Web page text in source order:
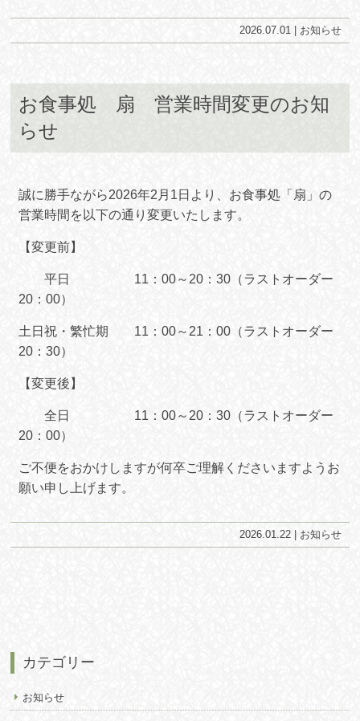
2026.07.01 | お知らせ
お食事処 扇 営業時間変更のお知
らせ
誠に勝手ながら2026年2月1日より、お食事処「扇」の
営業時間を以下の通り変更いたします。
【変更前】
平日 11：00～20：30（ラストオーダー
20：00）
土日祝・繁忙期 11：00～21：00（ラストオーダー
20：30）
【変更後】
全日 11：00～20：30（ラストオーダー
20：00）
ご不便をおかけしますが何卒ご理解くださいますようお
願い申し上げます。
2026.01.22 | お知らせ
カテゴリー
お知らせ